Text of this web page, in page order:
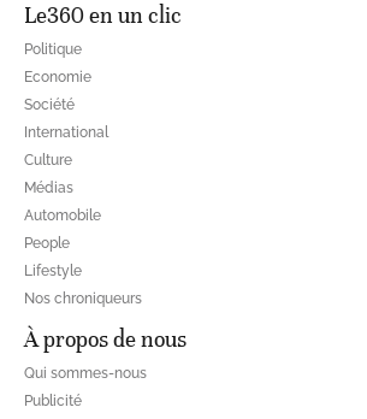
Le360 en un clic
Politique
Economie
Société
International
Culture
Médias
Automobile
People
Lifestyle
Nos chroniqueurs
À propos de nous
Qui sommes-nous
Publicité